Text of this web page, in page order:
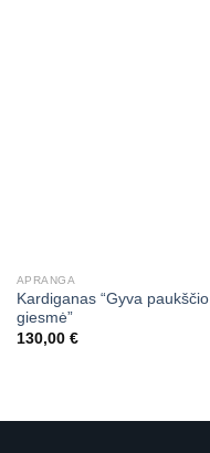
APRANGA
Kardiganas “Gyva paukščio
giesmė”
130,00 €